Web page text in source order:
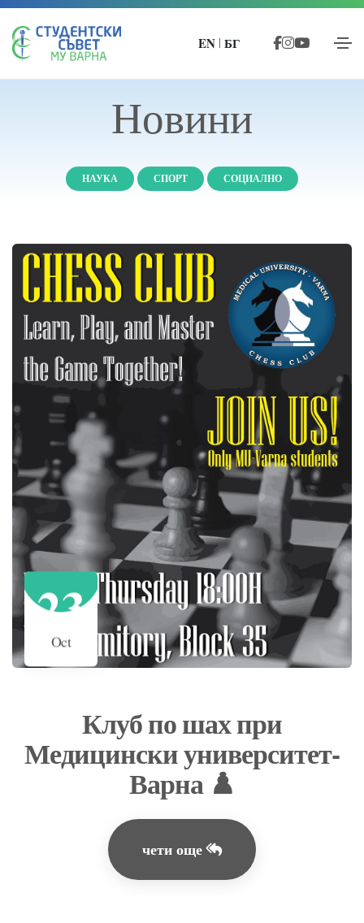
EN | БГ
Новини
НАУКА СПОРТ СОЦИАЛНО
23
Oct
Клуб по шах при
Медицински университет-
Варна ♟️
чети още